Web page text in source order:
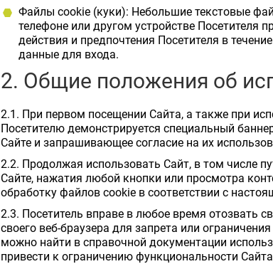
Файлы cookie (куки): Небольшие текстовые
телефоне или другом устройстве Посетителя
действия и предпочтения Посетителя в
данные для входа.
2. Общие положения об
2.1. При первом посещении Сайта, а также при
Посетителю демонстрируется специальный
Сайте и запрашивающее согласие на их
2.2. Продолжая использовать Сайт, в том числе
Сайте, нажатия любой кнопки или просмотра
обработку файлов cookie в соответствии с
2.3. Посетитель вправе в любое время отозвать
своего веб-браузера для запрета или
можно найти в справочной документации
привести к ограничению функциональности